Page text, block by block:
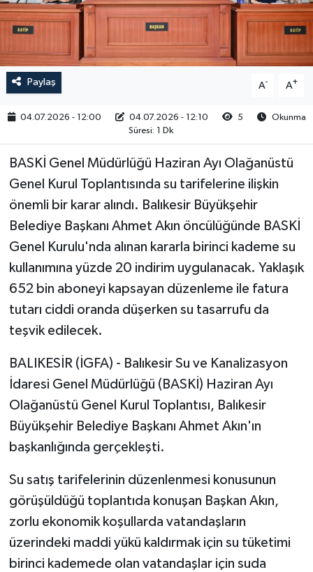
Paylaş A- A+
04.07.2026 - 12:00 04.07.2026 - 12:10 5
Okunma
Süresi: 1 Dk
BASKİ Genel Müdürlüğü Haziran Ayı Olağanüstü
Genel Kurul Toplantısında su tarifelerine ilişkin
önemli bir karar alındı. Balıkesir Büyükşehir
Belediye Başkanı Ahmet Akın öncülüğünde BASKİ
Genel Kurulu'nda alınan kararla birinci kademe su
kullanımına yüzde 20 indirim uygulanacak. Yaklaşık
652 bin aboneyi kapsayan düzenleme ile fatura
tutarı ciddi oranda düşerken su tasarrufu da
teşvik edilecek.
BALIKESİR (İGFA) - Balıkesir Su ve Kanalizasyon
İdaresi Genel Müdürlüğü (BASKİ) Haziran Ayı
Olağanüstü Genel Kurul Toplantısı, Balıkesir
Büyükşehir Belediye Başkanı Ahmet Akın'ın
başkanlığında gerçekleşti.
Su satış tarifelerinin düzenlenmesi konusunun
görüşüldüğü toplantıda konuşan Başkan Akın,
zorlu ekonomik koşullarda vatandaşların
üzerindeki maddi yükü kaldırmak için su tüketimi
birinci kademede olan vatandaşlar için suda
RESMİ İLAN